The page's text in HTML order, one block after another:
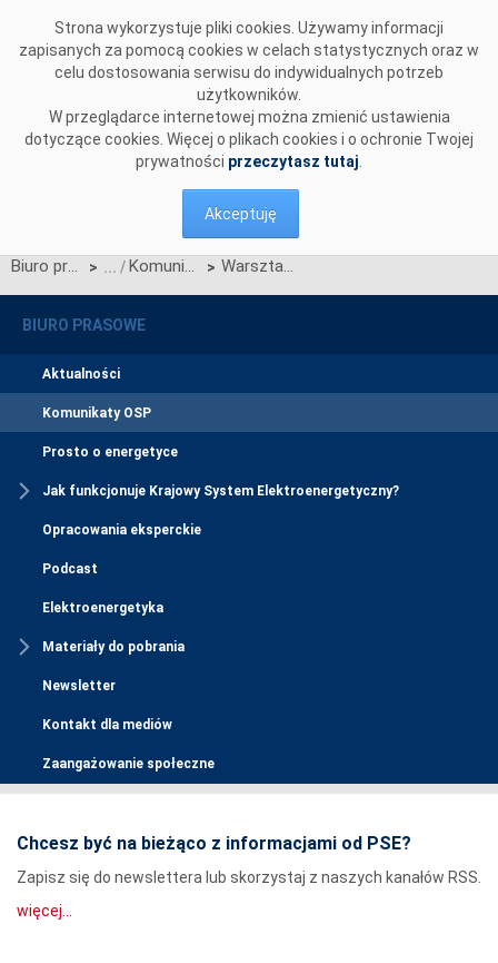
Strona wykorzystuje pliki cookies. Używamy informacji
zapisanych za pomocą cookies w celach statystycznych oraz w
celu dostosowania serwisu do indywidualnych potrzeb
użytkowników.
W przeglądarce internetowej można zmienić ustawienia
dotyczące cookies. Więcej o plikach cookies i o ochronie Twojej
prywatności przeczytasz tutaj
Akceptuję
Biuro prasowe > Komunikaty OSP > Warsztaty organizowane przez Operatora Systemu Przesyłowego Elektroenergetycznego (OSP) - "Aktywny odbiorca energii elektrycznej na rynku bilansującym w Polsce"
BIURO PRASOWE
Aktualności
Komunikaty OSP
Prosto o energetyce
Jak funkcjonuje Krajowy System Elektroenergetyczny?
Opracowania eksperckie
Podcast
Elektroenergetyka
Materiały do pobrania
Newsletter
Kontakt dla mediów
Zaangażowanie społeczne
Chcesz być na bieżąco z informacjami od PSE?
Zapisz się do newslettera lub skorzystaj z naszych kanałów RSS.
więcej...